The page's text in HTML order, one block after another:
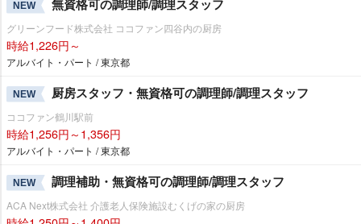
NEW 無資格可の調理師/調理スタッフ
グリーンフード株式会社 ココファン四谷内の厨房
時給1,226円～
アルバイト・パート / 東京都
NEW 厨房スタッフ・無資格可の調理師/調理スタッフ
ココファン鶴川駅前
時給1,256円～1,356円
アルバイト・パート / 東京都
NEW 調理補助・無資格可の調理師/調理スタッフ
ACA Next株式会社 介護老人保険施設むくげの家の厨房